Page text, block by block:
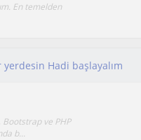
En temelden
Hadi başlayalım
Bootstrap ve PHP
b...